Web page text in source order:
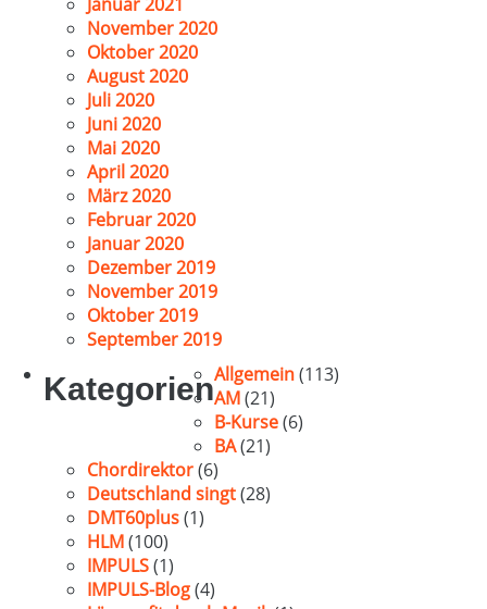
November 2020
Oktober 2020
August 2020
Juli 2020
Juni 2020
Mai 2020
April 2020
März 2020
Februar 2020
Januar 2020
Dezember 2019
November 2019
Oktober 2019
September 2019
KategorienAllgemein(113)
AM(21)
B-Kurse(6)
BA(21)
Chordirektor(6)
Deutschland singt(28)
DMT60plus(1)
HLM(100)
IMPULS(1)
IMPULS-Blog(4)